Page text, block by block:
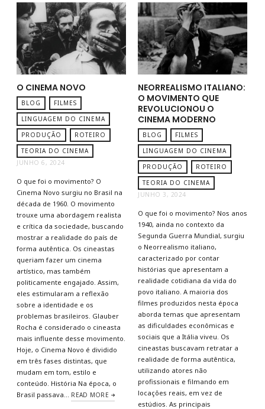
O CINEMA NOVO
BLOG
FILMES
LINGUAGEM DO CINEMA
PRODUÇÃO
ROTEIRO
TEORIA DO CINEMA
JUNHO 6, 2024
O que foi o movimento? O
Cinema Novo surgiu no Brasil na
década de 1960. O movimento
trouxe uma abordagem realista
e crítica da sociedade, buscando
mostrar a realidade do país de
forma autêntica. Os cineastas
queriam fazer um cinema
artístico, mas também
politicamente engajado. Assim,
eles estimularam a reflexão
sobre a identidade e os
problemas brasileiros. Glauber
Rocha é considerado o cineasta
mais influente desse movimento.
Hoje, o Cinema Novo é dividido
em três fases distintas, que
mudam em tom, estilo e
conteúdo. História Na época, o
Brasil passava… READ MORE
NEORREALISMO ITALIANO:
O MOVIMENTO QUE
REVOLUCIONOU O
CINEMA MODERNO
BLOG
FILMES
LINGUAGEM DO CINEMA
PRODUÇÃO
ROTEIRO
TEORIA DO CINEMA
JUNHO 3, 2024
O que foi o movimento? Nos anos
1940, ainda no contexto da
Segunda Guerra Mundial, surgiu
o Neorrealismo italiano,
caracterizado por contar
histórias que apresentam a
realidade cotidiana da vida do
povo italiano. A maioria dos
filmes produzidos nesta época
aborda temas que apresentam
as dificuldades econômicas e
sociais que a Itália viveu. Os
cineastas buscavam retratar a
realidade de forma autêntica,
utilizando atores não
profissionais e filmando em
locações reais, em vez de
estúdios. As principais